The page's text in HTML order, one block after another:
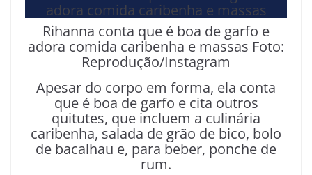
Rihanna conta que é boa de garfo e
adora comida caribenha e massas Foto:
Reprodução/Instagram
Apesar do corpo em forma, ela conta
que é boa de garfo e cita outros
quitutes, que incluem a culinária
caribenha, salada de grão de bico, bolo
de bacalhau e, para beber, ponche de
rum.